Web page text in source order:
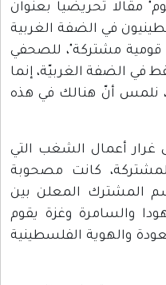
مقالا تحريضيا بعنوان
في الضفة الغربية
مشتركة"، للصحفي
في الضفة الغربيّة، إنما
نلمس أنّ هنالك في هذه
غرار أعمال الشغب التي
كانت مصحوبة
المشترك المعلن بين
والسامرة وغزة يقوم
والهوية الفلسطينية